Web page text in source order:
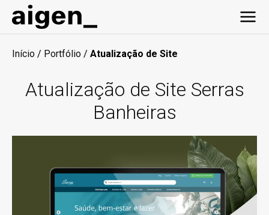
Início / Portfólio / Atualização de Site
Atualização de Site Serras
Banheiras